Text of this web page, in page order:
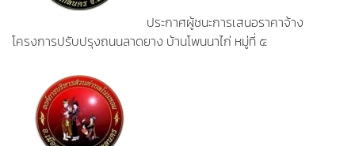
ประกาศผู้ชนะการเสนอราคาจ้าง
โครงการปรับปรุงถนนลาดยาง บ้านโพนนาไก่ หมู่ที่ ๕